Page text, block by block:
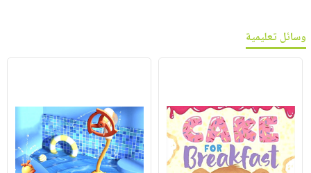
وسائل تعليمية